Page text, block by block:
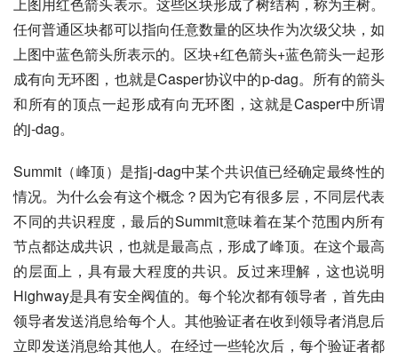
上图用红色箭头表示。这些区块形成了树结构，称为主树。
任何普通区块都可以指向任意数量的区块作为次级父块，如
上图中蓝色箭头所表示的。区块+红色箭头+蓝色箭头一起形
成有向无环图，也就是Casper协议中的p-dag。所有的箭头
和所有的顶点一起形成有向无环图，这就是Casper中所谓
的j-dag。
Summit（峰顶）是指j-dag中某个共识值已经确定最终性的
情况。为什么会有这个概念？因为它有很多层，不同层代表
不同的共识程度，最后的Summit意味着在某个范围内所有
节点都达成共识，也就是最高点，形成了峰顶。在这个最高
的层面上，具有最大程度的共识。反过来理解，这也说明
Highway是具有安全阀值的。每个轮次都有领导者，首先由
领导者发送消息给每个人。其他验证者在收到领导者消息后
立即发送消息给其他人。在经过一些轮次后，每个验证者都